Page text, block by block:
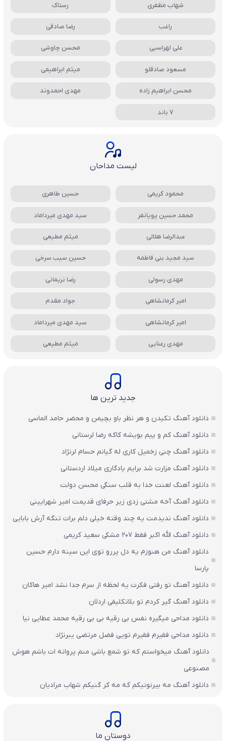
شهاب مظفری رستاک
راغب رضا صادقی
علی لهراسبی محسن چاوشی
مسعود صادقلو میثم ابراهیمی
محسن ابراهیم زاده مهدی احمدوند
7 باند
لیست مداحان
محمود کریمی حسین طاهری
محمد حسین پویانفر سید مهدی میرداماد
عبدالرضا هلالی میثم مطیعی
سید مجید بنی فاطمه حسین سیب سرخی
مهدی رسولی رضا نریمانی
امیر کرمانشاهی جواد مقدم
امیر کرمانشاهی سید مهدی میرداماد
مهدی رعنایی میثم مطیعی
جدید ترین ها
دانلود آهنگ تکیدن و هر نظر باو بچیمن و محضر حامد الماسی
دانلود آهنگ کم و پیم بویشه کاکه رضا لرستانی
دانلود آهنگ چنی زخمیل کاری له گیانم حسام لرنژاد
دانلود آهنگ مزارت شد برایم یادگاری میلاد اردستانی
دانلود آهنگ لعنت خدا به قلب سنگی محسن دولت
دانلود آهنگ آخه مشتی زدی زیر حرفای قدیمت امیر شهرایینی
دانلود آهنگ ندیدمت یه چند وقته خیلی دلم برات تنگه آرش بابایی
دانلود آهنگ الله اکبر فقط 207 مشکی سعید کریمی
دانلود آهنگ من هنوزم یه دل پررو توی این سینه دارم حسین
پارسا
دانلود آهنگ تو رفتی فکرت یه لحظه از سرم جدا نشد امیر هاکان
دانلود آهنگ گیر کردم تو بلاتکلیفی اردلان
دانلود مداحی میگیره نفس بی رقیه بی بی رقیه محمد عطایی نیا
دانلود مداحی فقیرم فقیرم تویی فضل مرتضی یبرنژاد
دانلود آهنگ میخواستم که تو شمع باشی منم پروانه ات باشم هوش
مصنوعی
دانلود آهنگ مه بیرنونیکم که مه کر گنیکم شهاب مرادیان
دوستان ما